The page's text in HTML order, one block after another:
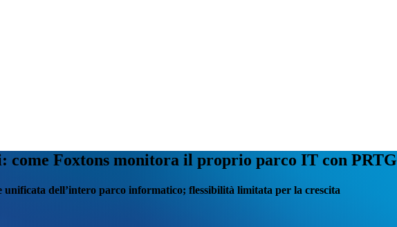
Foxtons monitora il proprio parco IT con PRTG
dell’intero parco informatico; flessibilità limitata per la crescita